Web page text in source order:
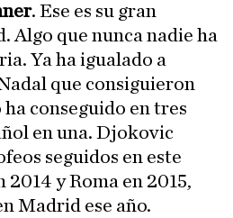
. Ese es su gran
Algo que nunca nadie ha
Ya ha igualado a
que consiguieron
conseguido en tres
en una. Djokovic
seguidos en este
y Roma en 2015,
Madrid ese año.